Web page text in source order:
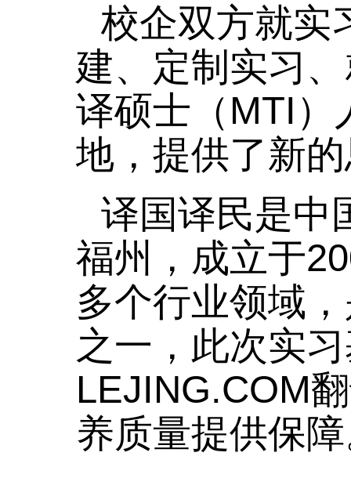
校企双方就实
建、定制实习
译硕士（MTI）
地，提供了新
译国译民是中
福州，成立于
多个行业领域
之一，此次实
LEJING.COM
养质量提供保